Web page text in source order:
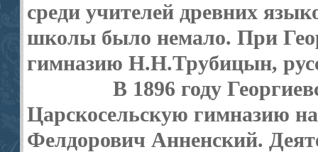
среди учителей древних
школы было немало. При
гимназию Н.Н.Трубицын,
В 1896 году
Царскосельскую гимназию
Фелдорович Анненский.